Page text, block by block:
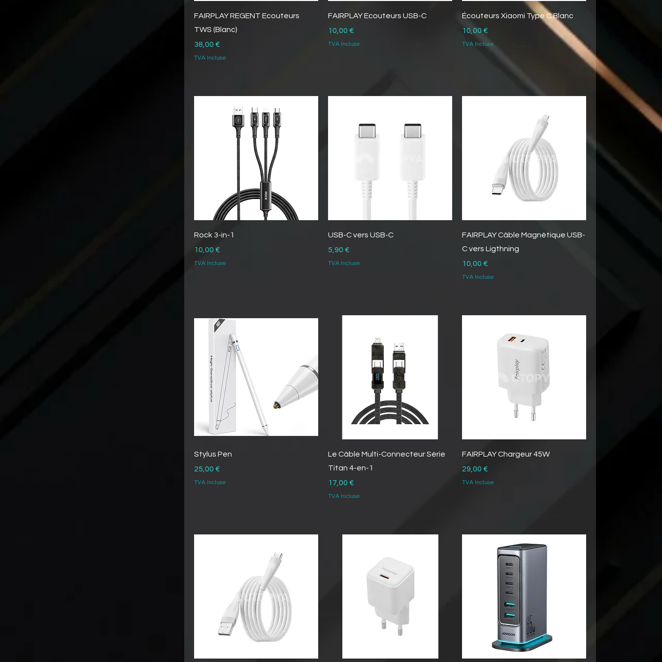
FAIRPLAY REGENT Ecouteurs
TWS (Blanc)
Prix
38,00 €
TVA Incluse
FAIRPLAY Ecouteurs USB-C
Prix
10,00 €
TVA Incluse
Écouteurs Xiaomi Type C Blanc
Prix
10,00 €
TVA Incluse
Rock 3-in-1
Prix
10,00 €
TVA Incluse
USB-C vers USB-C
Prix
5,90 €
TVA Incluse
FAIRPLAY Câble Magnétique USB-
C vers Ligthning
Prix
10,00 €
TVA Incluse
Stylus Pen
Prix
25,00 €
TVA Incluse
Le Câble Multi-Connecteur Série
Titan 4-en-1
Prix
17,00 €
TVA Incluse
FAIRPLAY Chargeur 45W
Prix
29,00 €
TVA Incluse